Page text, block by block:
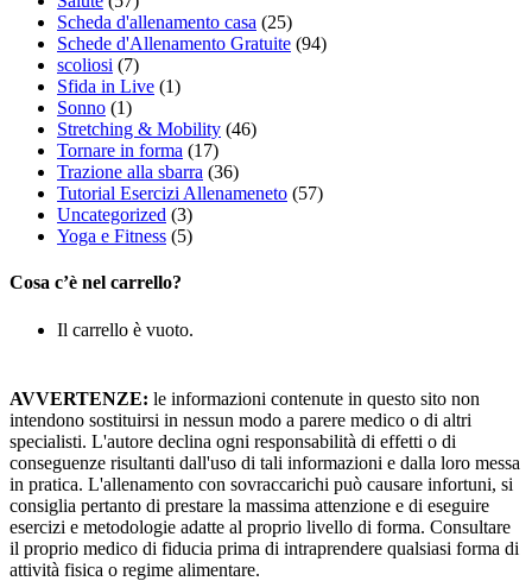
Scheda d'allenamento casa (25)
Schede d'Allenamento Gratuite (94)
scoliosi (7)
Sfida in Live (1)
Sonno (1)
Stretching & Mobility (46)
Tornare in forma (17)
Trazione alla sbarra (36)
Tutorial Esercizi Allenameneto (57)
Uncategorized (3)
Yoga e Fitness (5)
Cosa c’è nel carrello?
Il carrello è vuoto.
AVVERTENZE: le informazioni contenute in questo sito non
intendono sostituirsi in nessun modo a parere medico o di altri
specialisti. L'autore declina ogni responsabilità di effetti o di
conseguenze risultanti dall'uso di tali informazioni e dalla loro messa
in pratica. L'allenamento con sovraccarichi può causare infortuni, si
consiglia pertanto di prestare la massima attenzione e di eseguire
esercizi e metodologie adatte al proprio livello di forma. Consultare
il proprio medico di fiducia prima di intraprendere qualsiasi forma di
attività fisica o regime alimentare.